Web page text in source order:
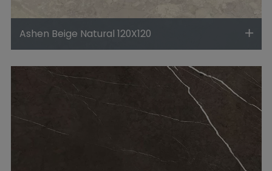
Ashen Beige Natural 120X120